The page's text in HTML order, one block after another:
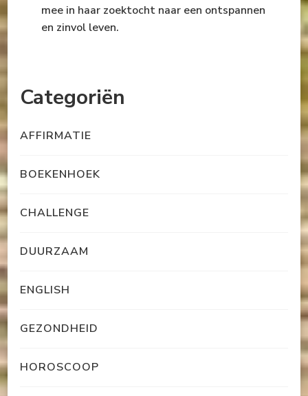
mee in haar zoektocht naar een ontspannen
en zinvol leven.
Categoriën
AFFIRMATIE
BOEKENHOEK
CHALLENGE
DUURZAAM
ENGLISH
GEZONDHEID
HOROSCOOP